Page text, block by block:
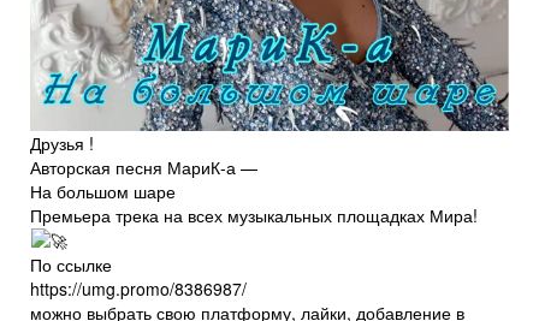
Друзья !
Авторская песня МариК-а —
На большом шаре
Премьера трека на всех музыкальных площадках Мира!
По ссылке
https://umg.promo/8386987/
можно выбрать свою платформу, лайки, добавление в